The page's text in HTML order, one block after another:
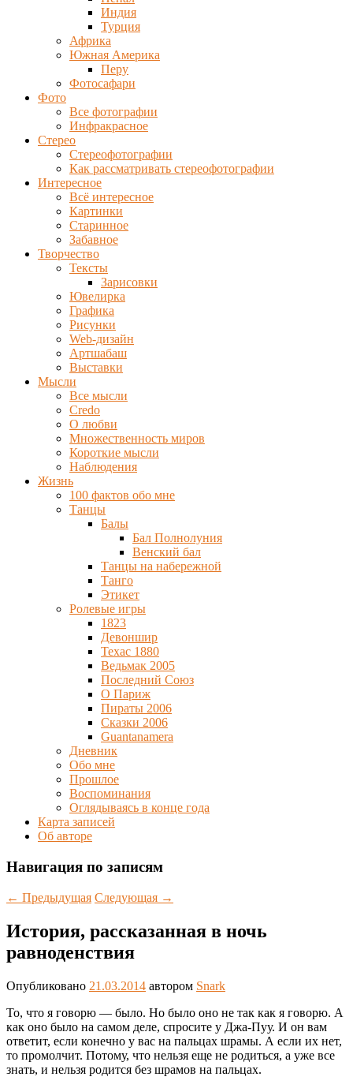
Индия
Турция
Африка
Южная Америка
Перу
Фотосафари
Фото
Все фотографии
Инфракрасное
Стерео
Стереофотографии
Как рассматривать стереофотографии
Интересное
Всё интересное
Картинки
Старинное
Забавное
Творчество
Тексты
Зарисовки
Ювелирка
Графика
Рисунки
Web-дизайн
Артшабаш
Выставки
Мысли
Все мысли
Credo
О любви
Множественность миров
Короткие мысли
Наблюдения
Жизнь
100 фактов обо мне
Танцы
Балы
Бал Полнолуния
Венский бал
Танцы на набережной
Танго
Этикет
Ролевые игры
1823
Девоншир
Техас 1880
Ведьмак 2005
Последний Союз
О Париж
Пираты 2006
Сказки 2006
Guantanamera
Дневник
Обо мне
Прошлое
Воспоминания
Оглядываясь в конце года
Карта записей
Об авторе
Навигация по записям
← Предыдущая Следующая →
История, рассказанная в ночь
равноденствия
Опубликовано 21.03.2014 автором Snark
То, что я говорю — было. Но было оно не так как я говорю. А
как оно было на самом деле, спросите у Джа-Пуу. И он вам
ответит, если конечно у вас на пальцах шрамы. А если их нет,
то промолчит. Потому, что нельзя еще не родиться, а уже все
знать, и нельзя родится без шрамов на пальцах.